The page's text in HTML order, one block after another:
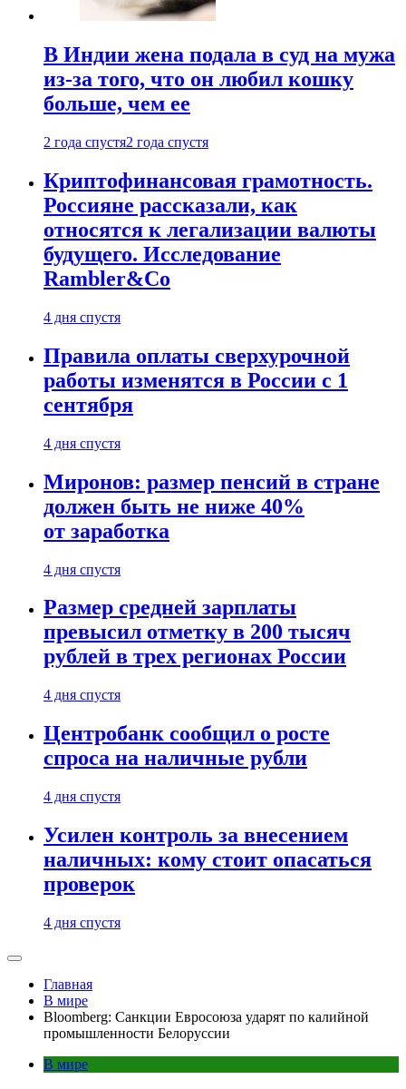
В Индии жена подала в суд на мужа
из-за того, что он любил кошку
больше, чем ее
2 года спустя2 года спустя
Криптофинансовая грамотность.
Россияне рассказали, как
относятся к легализации валюты
будущего. Исследование
Rambler&Co
4 дня спустя
Правила оплаты сверхурочной
работы изменятся в России с 1
сентября
4 дня спустя
Миронов: размер пенсий в стране
должен быть не ниже 40%
от заработка
4 дня спустя
Размер средней зарплаты
превысил отметку в 200 тысяч
рублей в трех регионах России
4 дня спустя
Центробанк сообщил о росте
спроса на наличные рубли
4 дня спустя
Усилен контроль за внесением
наличных: кому стоит опасаться
проверок
4 дня спустя
Главная
В мире
Bloomberg: Санкции Евросоюза ударят по калийной
промышленности Белоруссии
В мире